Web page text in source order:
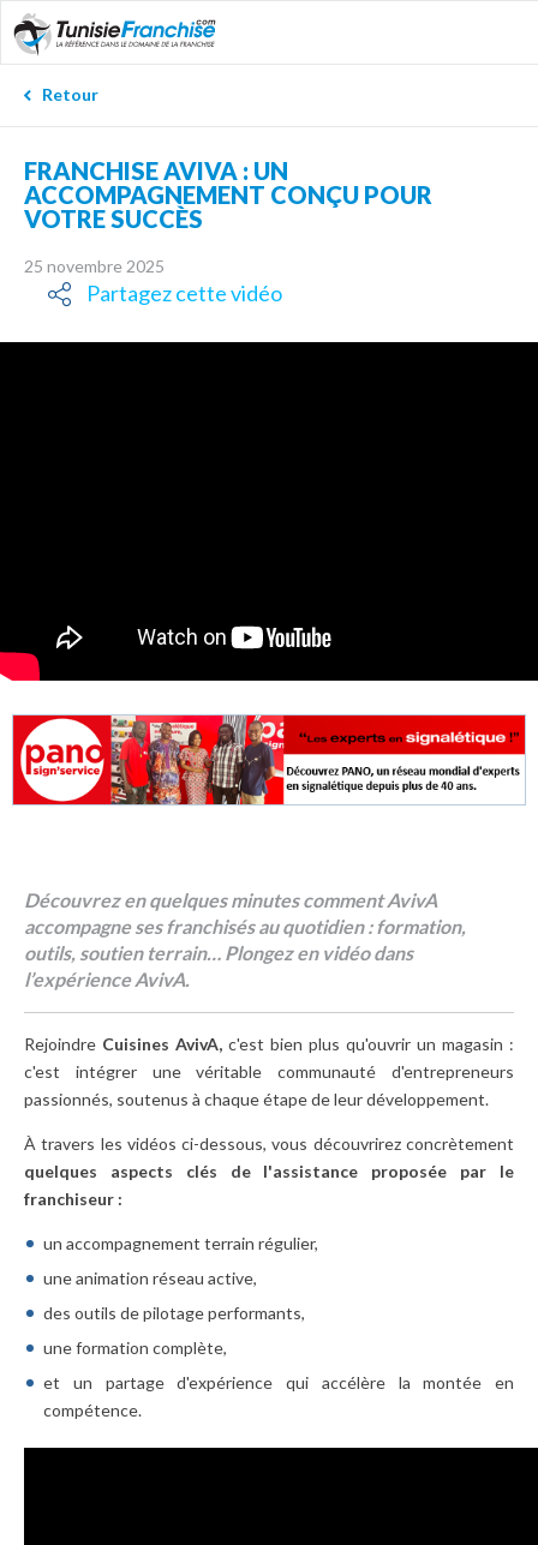
Retour
FRANCHISE AVIVA : UN
ACCOMPAGNEMENT CONÇU POUR
VOTRE SUCCÈS
25 novembre 2025
Partagez cette vidéo
Découvrez en quelques minutes comment AvivA
accompagne ses franchisés au quotidien : formation,
outils, soutien terrain… Plongez en vidéo dans
l’expérience AvivA.
Rejoindre Cuisines AvivA, c'est bien plus qu'ouvrir un magasin :
c'est intégrer une véritable communauté d'entrepreneurs
passionnés, soutenus à chaque étape de leur développement.
À travers les vidéos ci-dessous, vous découvrirez concrètement
quelques aspects clés de l'assistance proposée par le
franchiseur :
un accompagnement terrain régulier,
une animation réseau active,
des outils de pilotage performants,
une formation complète,
et un partage d'expérience qui accélère la montée en
compétence.